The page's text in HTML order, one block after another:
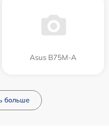
Asus B75M-A
больше